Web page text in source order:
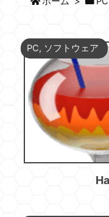
PC, ソフトウェア